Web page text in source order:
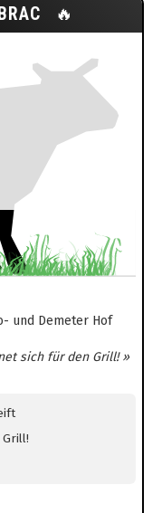
🔥
und Demeter Hof
sich für den Grill! »